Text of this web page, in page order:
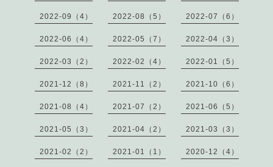
2022-09（4） 2022-08（5） 2022-07（6）
2022-06（4） 2022-05（7） 2022-04（3）
2022-03（2） 2022-02（4） 2022-01（5）
2021-12（8） 2021-11（2） 2021-10（6）
2021-08（4） 2021-07（2） 2021-06（5）
2021-05（3） 2021-04（2） 2021-03（3）
2021-02（2） 2021-01（1） 2020-12（4）